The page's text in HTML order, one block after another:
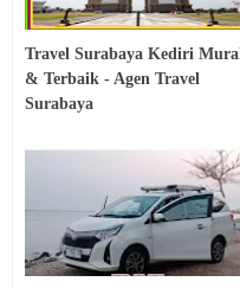
Travel Surabaya Kediri
& Terbaik - Agen Travel
Surabaya